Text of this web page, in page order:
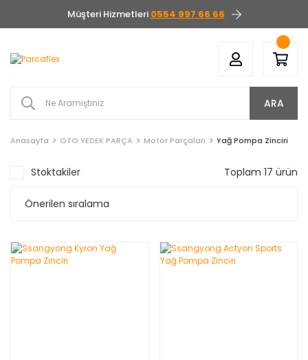
Müşteri Hizmetleri 0554 997 66 66
ARA
Anasayfa OTO YEDEK PARÇA Motor Parçaları Yağ Pompa Zinciri
Stoktakiler Toplam 17 ürün